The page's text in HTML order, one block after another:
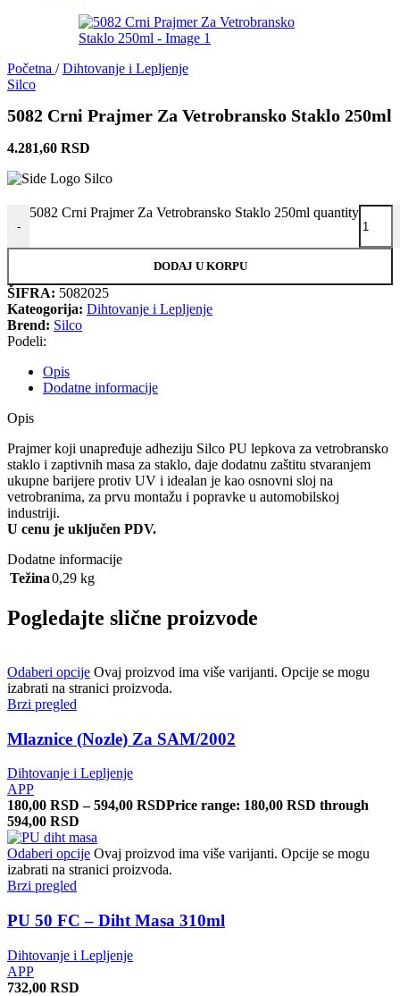
Početna / Dihtovanje i Lepljenje
Silco
5082 Crni Prajmer Za Vetrobransko Staklo 250ml
4.281,60 RSD
-
5082 Crni Prajmer Za Vetrobransko Staklo 250ml quantity
DODAJ U KORPU
ŠIFRA: 5082025
Kateogorija: Dihtovanje i Lepljenje
Brend: Silco
Podeli:
Opis
Dodatne informacije
Opis
Prajmer koji unapređuje adheziju Silco PU lepkova za vetrobransko
staklo i zaptivnih masa za staklo, daje dodatnu zaštitu stvaranjem
ukupne barijere protiv UV i idealan je kao osnovni sloj na
vetrobranima, za prvu montažu i popravke u automobilskoj
industriji.
U cenu je uključen PDV.
Dodatne informacije
Težina0,29 kg
Pogledajte slične proizvode
Odaberi opcije Ovaj proizvod ima više varijanti. Opcije se mogu
izabrati na stranici proizvoda.
Brzi pregled
Mlaznice (Nozle) Za SAM/2002
Dihtovanje i Lepljenje
APP
180,00 RSD – 594,00 RSDPrice range: 180,00 RSD through
594,00 RSD
Odaberi opcije Ovaj proizvod ima više varijanti. Opcije se mogu
izabrati na stranici proizvoda.
Brzi pregled
PU 50 FC – Diht Masa 310ml
Dihtovanje i Lepljenje
APP
732,00 RSD